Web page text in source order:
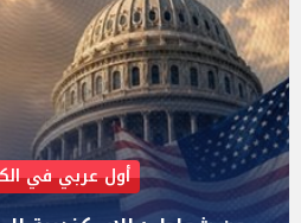
AIPAC رصدت 30 مليون دولار لإضعافه